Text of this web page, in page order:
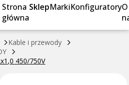
Strona
główna
SklepMarkiKonfiguratoryO
Kable i przewody
450/750V